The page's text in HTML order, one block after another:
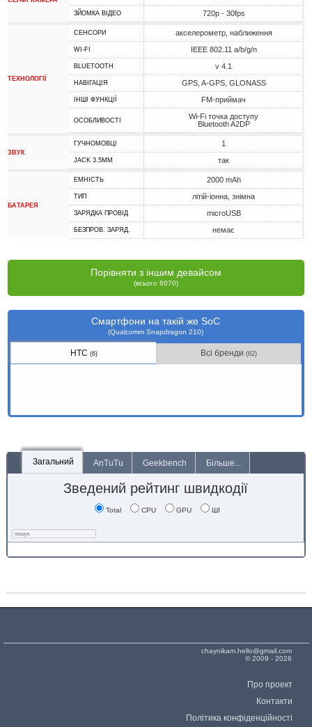
ЗЙОМКА ВІДЕО 720p - 30fps
ТЕХНОЛОГІЇ
СЕНСОРИ акселерометр, наближення
WI-FI IEEE 802.11 a/b/g/n
BLUETOOTH v 4.1
НАВІГАЦІЯ GPS, A-GPS, GLONASS
ІНШІ ФУНКЦІЇ FM-приймач
ОСОБЛИВОСТІ
Wi-Fi точка доступу
Bluetooth A2DP
ЗВУК
ГУЧНОМОВЦІ 1
JACK 3.5MM так
БАТАРЕЯ
ЕМНІСТЬ 2000 mAh
ТИП літій-іонна, знімна
ЗАРЯДКА ПРОВІД microUSB
БЕЗПРОВ. ЗАРЯД. немає
Порівняти з іншим девайсом
(всього 6070)
Смартфони на такій же SoC
(Qualcomm Snapdragon 210)
HTC (6) Всі бренди(62)
Загальний AnTuTu Geekbench Більше...
Зведений рейтинг швидкодії
Total CPU GPU ШІ
chaynikam.hello@gmail.com
© 2009 - 2026
Про проект
Контакти
Політика конфіденційності